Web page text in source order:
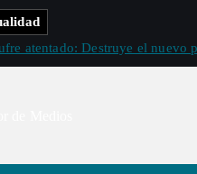
atentado: Destruye el nuevo